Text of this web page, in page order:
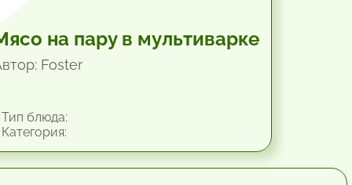
на пару в мультиварке
Foster
блюда: